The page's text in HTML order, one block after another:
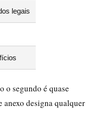
legais
o segundo é quase
designa qualquer